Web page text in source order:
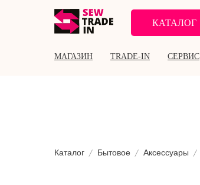
КАТАЛОГ
МАГАЗИН TRADE-IN СЕРВИС
Каталог Бытовое Аксессуары